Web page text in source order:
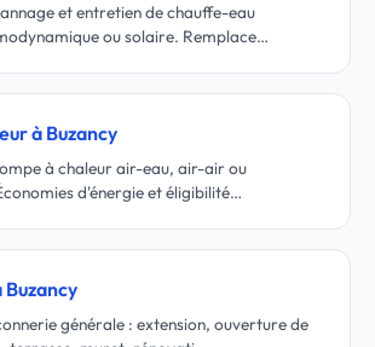
et entretien de chauffe-eau
ou solaire. Remplace…
à Buzancy
à chaleur air-eau, air-air ou
d'énergie et éligibilité…
générale : extension, ouverture de